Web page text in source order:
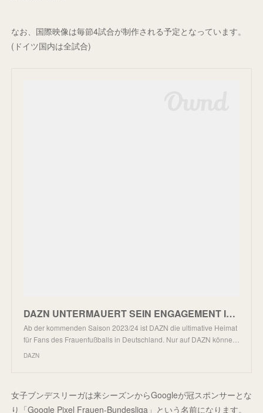
なお、国際映像は毎節4試合が制作される予定となっています。
(ドイツ国内は全試合)
DAZN UNTERMAUERT SEIN ENGAGEMENT IM FRAUENFUSSBALL UND ERWIRBT WELTWEIT DIE ÜBERTRAGUNGSRECHTE DER F
Ab der kommenden Saison 2023/24 ist DAZN die ultimative Heimat
für Fans des Frauenfußballs in Deutschland. Nur auf DAZN könne…
DAZN
女子ブンデスリーガは来シーズンからGoogleが冠スポンサーとな
り「Google Pixel Frauen-Bundesliga」という名前になります。